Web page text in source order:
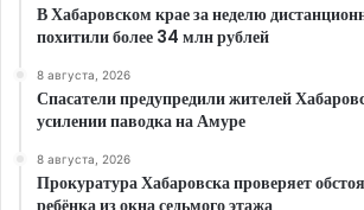
В Хабаровском крае за неделю
похитили более 34 млн рублей
8 августа, 2026
Спасатели предупредили жителей
усилении паводка на Амуре
8 августа, 2026
Прокуратура Хабаровска проверяет
ребёнка из окна седьмого этажа